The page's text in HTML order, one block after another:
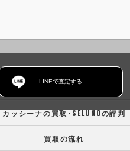
LINEで査定する
コンセプト
カッシーナの買取･SELUNOの評判
買取の流れ